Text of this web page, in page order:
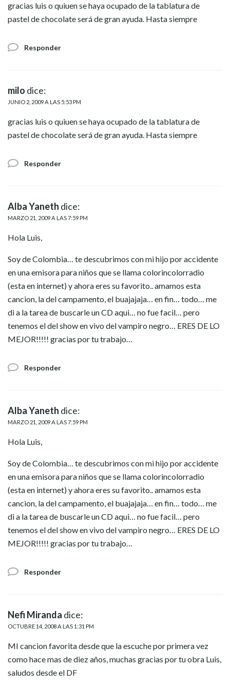
gracias luis o quiuen se haya ocupado de la tablatura de
pastel de chocolate será de gran ayuda. Hasta siempre
Responder
milo dice:
JUNIO 2, 2009 A LAS 5:53 PM
gracias luis o quiuen se haya ocupado de la tablatura de
pastel de chocolate será de gran ayuda. Hasta siempre
Responder
Alba Yaneth dice:
MARZO 21, 2009 A LAS 7:59 PM
Hola Luis,
Soy de Colombia… te descubrimos con mi hijo por accidente
en una emisora para niños que se llama colorincolorradio
(esta en internet) y ahora eres su favorito.. amamos esta
cancion, la del campamento, el buajajaja… en fin… todo… me
di a la tarea de buscarle un CD aqui… no fue facil… pero
tenemos el del show en vivo del vampiro negro… ERES DE LO
MEJOR!!!!! gracias por tu trabajo…
Responder
Alba Yaneth dice:
MARZO 21, 2009 A LAS 7:59 PM
Hola Luis,
Soy de Colombia… te descubrimos con mi hijo por accidente
en una emisora para niños que se llama colorincolorradio
(esta en internet) y ahora eres su favorito.. amamos esta
cancion, la del campamento, el buajajaja… en fin… todo… me
di a la tarea de buscarle un CD aqui… no fue facil… pero
tenemos el del show en vivo del vampiro negro… ERES DE LO
MEJOR!!!!! gracias por tu trabajo…
Responder
Nefi Miranda dice:
OCTUBRE 14, 2008 A LAS 1:31 PM
MI cancion favorita desde que la escuche por primera vez
como hace mas de diez años, muchas gracias por tu obra Luis,
saludos desde el DF